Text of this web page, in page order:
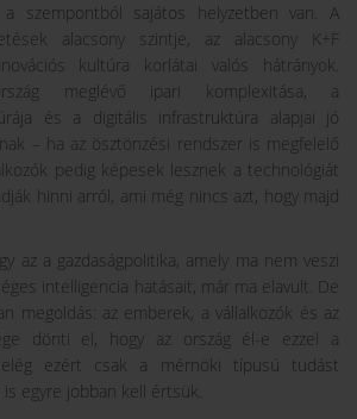
a szempontból sajátos helyzetben van. A
alacsony szintje, az alacsony K+F
kultúra korlátai valós hátrányok.
meglévő ipari komplexitása, a
és a digitális infrastruktúra alapjai jó
– ha az ösztönzési rendszer is megfelelő
pedig képesek lesznek a technológiát
hinni arról, ami még nincs azt, hogy majd
az a gazdaságpolitika, amely ma nem veszi
intelligencia hatásait, már ma elavult. De
megoldás: az emberek, a vállalkozók és az
dönti el, hogy az ország él-e ezzel a
ezért csak a mérnöki típusú tudást
egyre jobban kell értsük.